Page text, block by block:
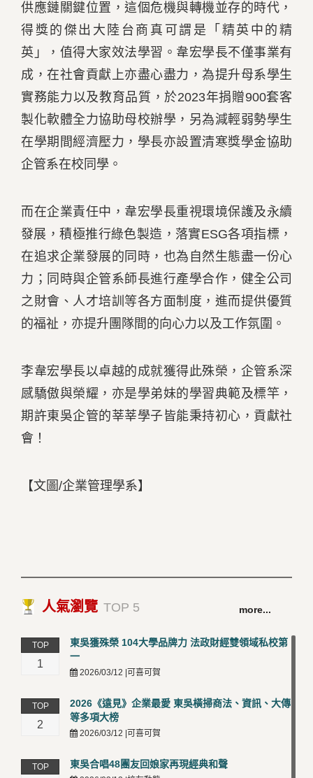
供應鏈關鍵位置，這個危機與轉機並存的時代，
得獎的傑出大陸台商真可謂是「精英中的精
英」，值得大家效法學習。韋宏學長不僅事業有
成，在社會貢獻上亦盡心盡力，為提升母系學生
實務能力以及教育品質，於2023年捐贈900套客
製化軟體全力協助母校辦學，另為減輕弱勢學生
在學期間經濟壓力，學長亦設置清寒獎學金協助
企管系在校同學。
而在企業責任中，韋宏學長重視環境保護及永續
發展，積極推行綠色製造，落實ESG各項指標，
在追求企業發展的同時，也為自然生態盡一份心
力；同時與企管系師長進行產學合作，健全公司
之財會、人才培訓等各方面制度，進而提供優質
的福祉，亦提升團隊間的向心力以及工作氛圍。
李韋宏學長以卓越的成就獲得此殊榮，企管系深
感驕傲與榮耀，亦是學弟妹的學習典範及標竿，
期許東吳企管的莘莘學子皆能秉持初心，貢獻社
會！
【文圖/企業管理學系】
人氣瀏覽 TOP 5 more...
TOP
1
東吳獲殊榮 104大學品牌力 法政財經雙領域私校第
一
2026/03/12 |可喜可賀
TOP
2
2026《遠見》企業最愛 東吳橫掃商法、資訊、大傳
等多項大榜
2026/03/12 |可喜可賀
TOP 東吳合唱48團友回娘家再現經典和聲